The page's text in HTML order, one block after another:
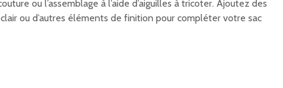
ou l’assemblage à l’aide d’aiguilles à tricoter. Ajoutez des
ou d’autres éléments de finition pour compléter votre sac